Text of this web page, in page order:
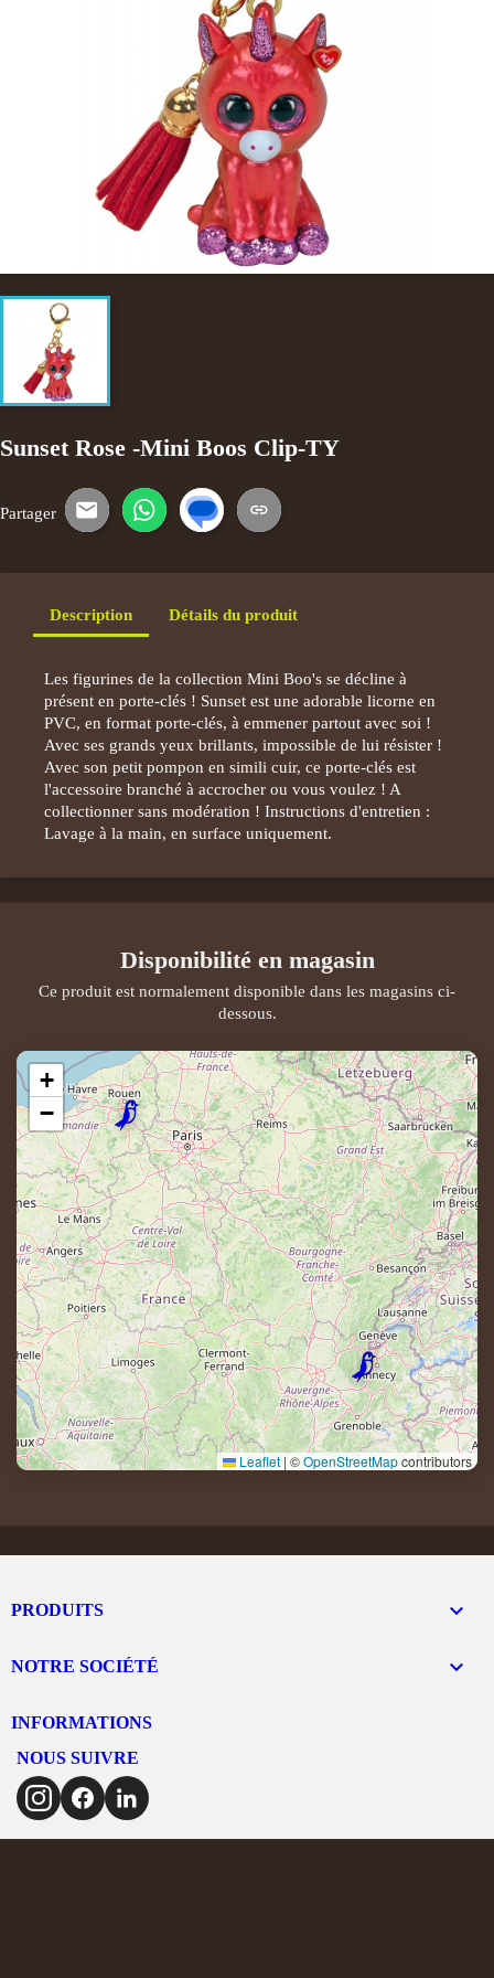
Sunset Rose -Mini Boos Clip-TY
Partager E-mail WhatsApp
SMS Copier le lien
Description Détails du produit
Les figurines de la collection Mini Boo's se décline à
présent en porte-clés ! Sunset est une adorable licorne en
PVC, en format porte-clés, à emmener partout avec soi !
Avec ses grands yeux brillants, impossible de lui résister !
Avec son petit pompon en simili cuir, ce porte-clés est
l'accessoire branché à accrocher ou vous voulez ! A
collectionner sans modération ! Instructions d'entretien :
Lavage à la main, en surface uniquement.
Disponibilité en magasin
Ce produit est normalement disponible dans les magasins ci-
dessous.
+
−
Leaflet | ©OpenStreetMapcontributors
PRODUITS 
NOTRE SOCIÉTÉ 
INFORMATIONS
NOUS SUIVRE